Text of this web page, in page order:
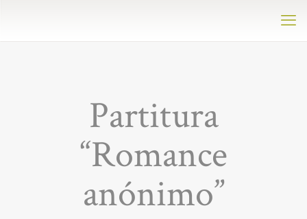
Partitura
“Romance
anónimo”